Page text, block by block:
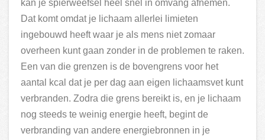
kan je spierweefsel heel snel in omvang afnemen.
Dat komt omdat je lichaam allerlei limieten
ingebouwd heeft waar je als mens niet zomaar
overheen kunt gaan zonder in de problemen te raken.
Een van die grenzen is de bovengrens voor het
aantal kcal dat je per dag aan eigen lichaamsvet kunt
verbranden. Zodra die grens bereikt is, en je lichaam
nog steeds te weinig energie heeft, begint de
verbranding van andere energiebronnen in je